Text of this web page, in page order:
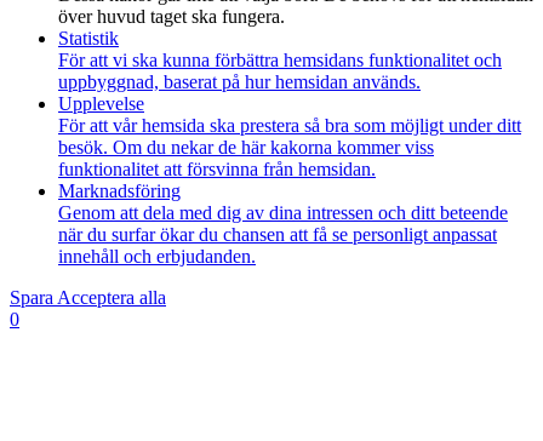
över huvud taget ska fungera.
Statistik
För att vi ska kunna förbättra hemsidans funktionalitet och
uppbyggnad, baserat på hur hemsidan används.
Upplevelse
För att vår hemsida ska prestera så bra som möjligt under ditt
besök. Om du nekar de här kakorna kommer viss
funktionalitet att försvinna från hemsidan.
Marknadsföring
Genom att dela med dig av dina intressen och ditt beteende
när du surfar ökar du chansen att få se personligt anpassat
innehåll och erbjudanden.
Spara Acceptera alla
0